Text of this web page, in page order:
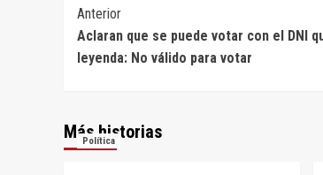
Navegación
de
entradas
Anterior
Aclaran que se puede votar con el DNI
leyenda: No válido para votar
Más historias
Política